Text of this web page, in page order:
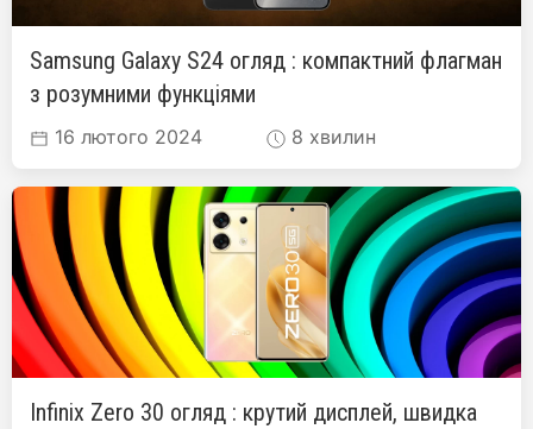
Samsung Galaxy S24 огляд : компактний флагман
з розумними функціями
16 лютого 2024 8 хвилин
Infinix Zero 30 огляд : крутий дисплей, швидка